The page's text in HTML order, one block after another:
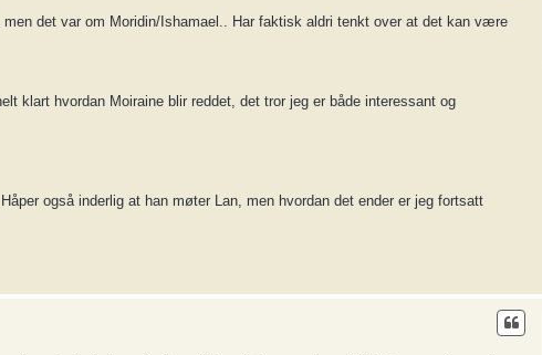
det var om Moridin/Ishamael.. Har faktisk aldri tenkt over at det kan være
klart hvordan Moiraine blir reddet, det tror jeg er både interessant og
også inderlig at han møter Lan, men hvordan det ender er jeg fortsatt